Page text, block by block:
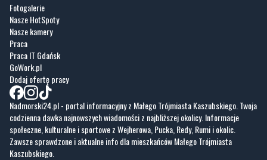
Fotogalerie
Nasze HotSpoty
Nasze kamery
Praca
Praca IT Gdańsk
GoWork.pl
Dodaj ofertę pracy
Nadmorski24.pl - portal informacyjny z Małego Trójmiasta Kaszubskiego. Twoja
codzienna dawka najnowszych wiadomości z najbliższej okolicy. Informacje
społeczne, kulturalne i sportowe z Wejherowa, Pucka, Redy, Rumi i okolic.
Zawsze sprawdzone i aktualne info dla mieszkańców Małego Trójmiasta
Kaszubskiego.